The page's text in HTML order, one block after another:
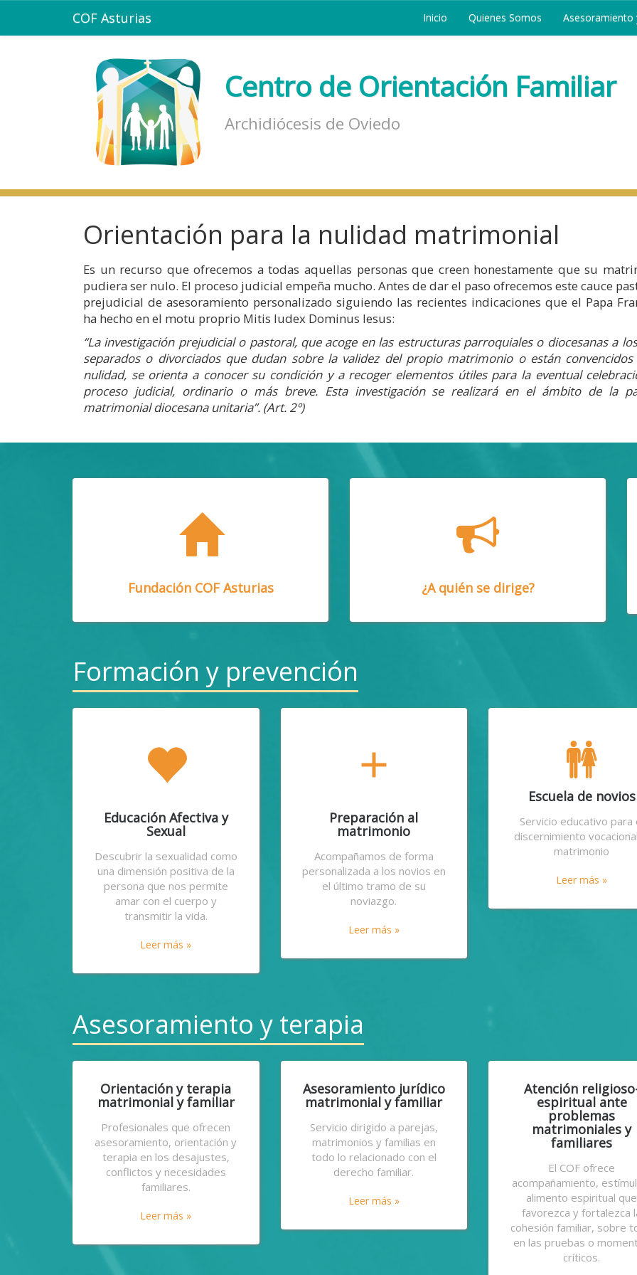
COF Asturias Inicio Quienes Somos Asesoramiento
Centro de Orientación Familiar
Archidiócesis de Oviedo
Orientación para la nulidad matrimonial
Es un recurso que ofrecemos a todas aquellas personas que creen honestamente que su
pudiera ser nulo. El proceso judicial empeña mucho. Antes de dar el paso ofrecemos este cauce
prejudicial de asesoramiento personalizado siguiendo las recientes indicaciones que el Papa
ha hecho en el motu proprio Mitis Iudex Dominus Iesus:
“La investigación prejudicial o pastoral, que acoge en las estructuras parroquiales o diocesanas a
separados o divorciados que dudan sobre la validez del propio matrimonio o están
nulidad, se orienta a conocer su condición y a recoger elementos útiles para la eventual
proceso judicial, ordinario o más breve. Esta investigación se realizará en el ámbito de la
matrimonial diocesana unitaria”. (Art. 2º)
Fundación COF Asturias ¿A quién se dirige?
Formación y prevención
Educación Afectiva y
Sexual
Descubrir la sexualidad como
una dimensión positiva de la
persona que nos permite
amar con el cuerpo y
transmitir la vida.
Leer más »
add
Preparación al
matrimonio
Acompañamos de forma
personalizada a los novios en
el último tramo de su
noviazgo.
Leer más »
Escuela de novios
Servicio educativo para
discernimiento
matrimonio
Leer más »
Asesoramiento y terapia
Orientación y terapia
matrimonial y familiar
Profesionales que ofrecen
asesoramiento, orientación y
terapia en los desajustes,
conflictos y necesidades
familiares.
Leer más »
Asesoramiento jurídico
matrimonial y familiar
Servicio dirigido a parejas,
matrimonios y familias en
todo lo relacionado con el
derecho familiar.
Leer más »
Atención
espiritual ante
problemas
matrimoniales y
familiares
El COF ofrece
acompañamiento,
alimento espiritual que
favorezca y fortalezca
cohesión familiar, sobre
en las pruebas o
críticos.